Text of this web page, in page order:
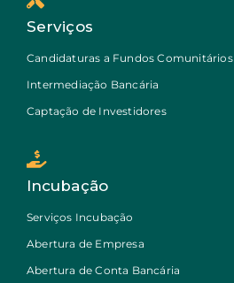
Serviços
Candidaturas a Fundos Comunitários
Intermediação Bancária
Captação de Investidores
Incubação
Serviços Incubação
Abertura de Empresa
Abertura de Conta Bancária